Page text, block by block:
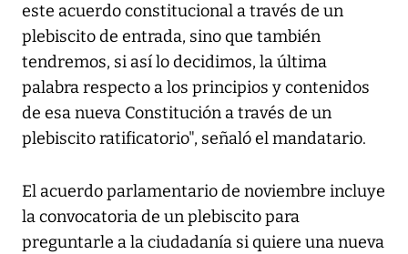
este acuerdo constitucional a través de un
plebiscito de entrada, sino que también
tendremos, si así lo decidimos, la última
palabra respecto a los principios y contenidos
de esa nueva Constitución a través de un
plebiscito ratificatorio", señaló el mandatario.
El acuerdo parlamentario de noviembre incluye
la convocatoria de un plebiscito para
preguntarle a la ciudadanía si quiere una nueva